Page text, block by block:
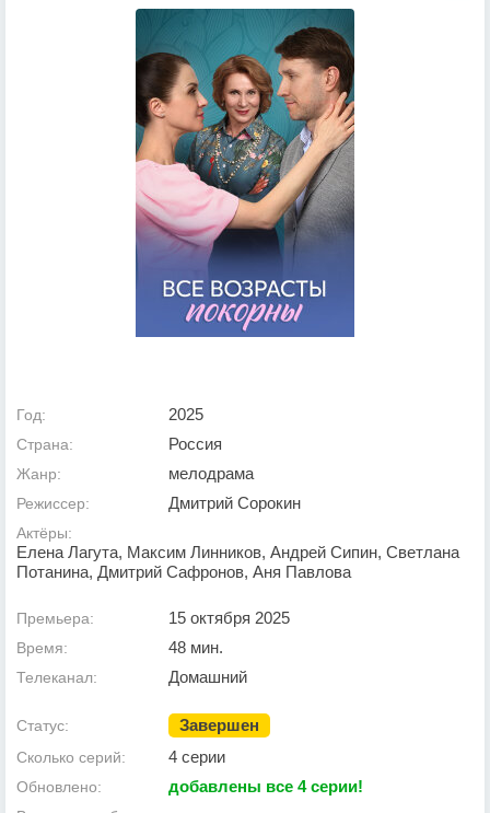
Год: 2025
Страна: Россия
Жанр: мелодрама
Режиссер: Дмитрий Сорокин
Актёры:
Елена Лагута, Максим Линников, Андрей Сипин, Светлана
Потанина, Дмитрий Сафронов, Аня Павлова
Премьера: 15 октября 2025
Время: 48 мин.
Телеканал: Домашний
Статус: Завершен
Сколько серий: 4 серии
Обновлено: добавлены все 4 серии!